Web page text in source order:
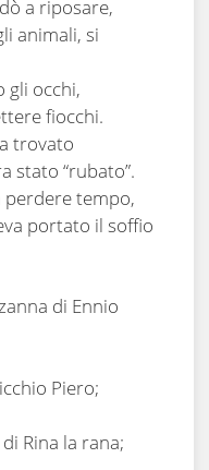
a riposare,
animali, si
gli occhi,
fiocchi.
trovato
stato “rubato”.
perdere tempo,
portato il soffio
di Ennio
Piero;
Rina la rana;